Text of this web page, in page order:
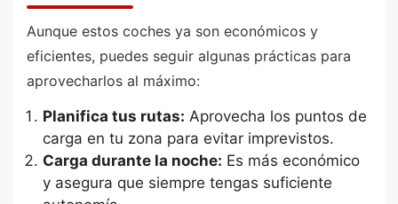
Aunque estos coches ya son económicos y
eficientes, puedes seguir algunas prácticas para
aprovecharlos al máximo:
Planifica tus rutas: Aprovecha los puntos de
carga en tu zona para evitar imprevistos.
Carga durante la noche: Es más económico
y asegura que siempre tengas suficiente